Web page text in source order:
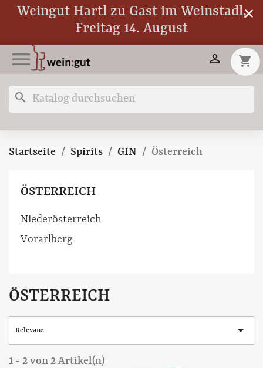
Weingut Hartl zu Gast im Weinstadl,
Freitag 14. August
close
 shopping_cart

search
Startseite Spirits GIN Österreich
ÖSTERREICH
Niederösterreich
Vorarlberg
ÖSTERREICH
Relevanz 
1 - 2 von 2 Artikel(n)